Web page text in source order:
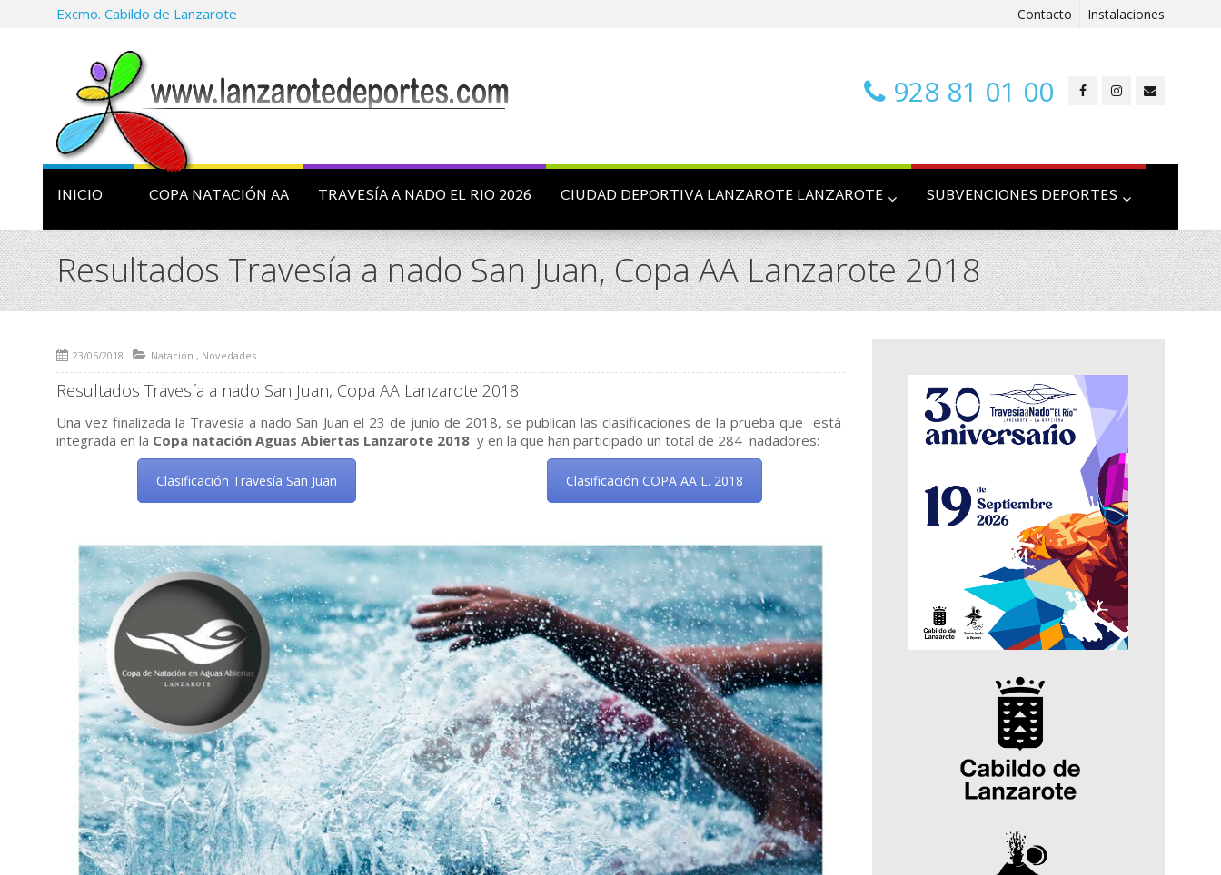
Excmo. Cabildo de Lanzarote Contacto Instalaciones
928 81 01 00
INICIO COPA NATACIÓN AA TRAVESÍA A NADO EL RIO 2026 CIUDAD DEPORTIVA LANZAROTE LANZAROTE SUBVENCIONES DEPORTES
Resultados Travesía a nado San Juan, Copa AA Lanzarote 2018
23/06/2018 Natación , Novedades
Resultados Travesía a nado San Juan, Copa AA Lanzarote 2018
Una vez finalizada la Travesía a nado San Juan el 23 de junio de 2018, se publican las clasificaciones de la prueba que está
integrada en la Copa natación Aguas Abiertas Lanzarote 2018 y en la que han participado un total de 284 nadadores:
Clasificación Travesía San Juan Clasificación COPA AA L. 2018